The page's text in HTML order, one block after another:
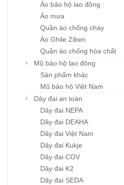
Áo bảo hộ lao động
Áo mưa
Quần áo chống cháy
Áo Ghile Ziben
Quần áo chống hóa chất
Mũ bảo hộ lao động
Sản phẩm khác
Mũ bảo hộ Việt Nam
Dây đai an toàn
Dây đai NEPA
Dây đai DEAHA
Dây đai Việt Nam
Dây đai Kukje
Dây đai COV
Dây đai K2
Dây đai SEDA